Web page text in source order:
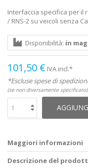
Interfaccia specifica per il
/ RNS-2 su veicoli senza
Disponibilità: in
101,50 € IVA incl.*
*Escluse spese di
(se non diversamente specificato)
Maggiori informazioni
Descrizione del